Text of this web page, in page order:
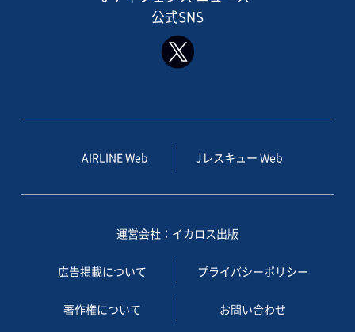
公式SNS
AIRLINE Web Jレスキュー Web
運営会社：イカロス出版
広告掲載について プライバシーポリシー
著作権について お問い合わせ